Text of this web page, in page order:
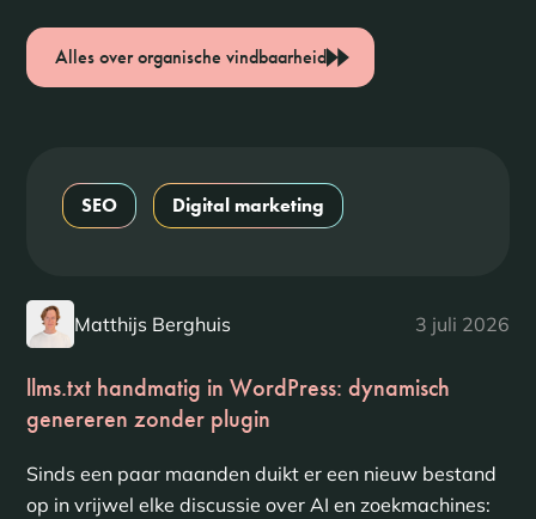
Alles over organische vindbaarheid
SEO Digital marketing
Matthijs Berghuis 3 juli 2026
llms.txt handmatig in WordPress: dynamisch
genereren zonder plugin
Sinds een paar maanden duikt er een nieuw bestand
op in vrijwel elke discussie over AI en zoekmachines: